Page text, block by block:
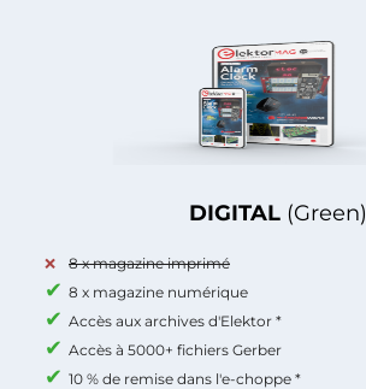
DIGITAL (Green)
8 x magazine imprimé
8 x magazine numérique
Accès aux archives d'Elektor *
Accès à 5000+ fichiers Gerber
10 % de remise dans l'e-choppe *